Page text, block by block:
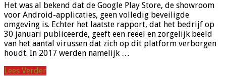
Het was al bekend dat de Google Play Store, de showroom
voor Android-applicaties, geen volledig beveiligde
omgeving is. Echter het laatste rapport, dat het bedrijf op
30 januari publiceerde, geeft een reëel en zorgelijk beeld
van het aantal virussen dat zich op dit platform verborgen
houdt. In 2017 werden namelijk …
Lees Verder